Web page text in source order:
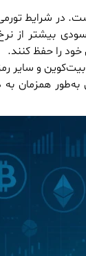
در شرایط
بیشتر از
خود را حفظ کنند.
و سایر
به‌طور